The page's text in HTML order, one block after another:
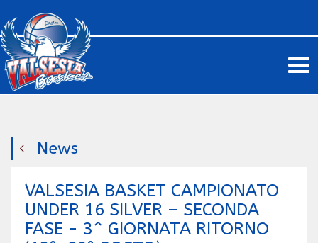
News
VALSESIA BASKET CAMPIONATO
UNDER 16 SILVER – SECONDA
FASE - 3^ GIORNATA RITORNO